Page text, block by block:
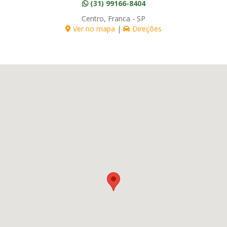
(31) 99166-8404
Centro, Franca - SP
Ver no mapa | Direções